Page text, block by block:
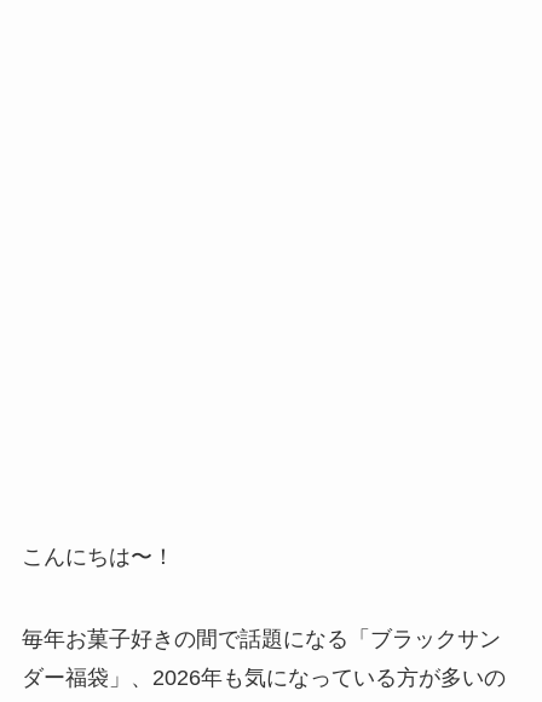
こんにちは〜！
毎年お菓子好きの間で話題になる「ブラックサン
ダー福袋」、2026年も気になっている方が多いの